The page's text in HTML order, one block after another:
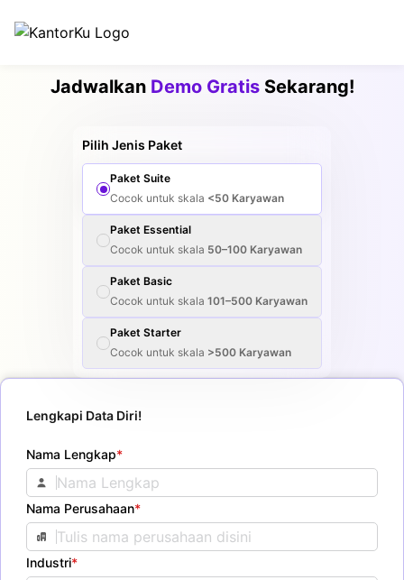
Jadwalkan Demo GratisSekarang!
Pilih Jenis Paket
Paket Suite
Cocok untuk skala <50 Karyawan
Paket Essential
Cocok untuk skala 50–100 Karyawan
Paket Basic
Cocok untuk skala 101–500 Karyawan
Paket Starter
Cocok untuk skala >500 Karyawan
Lengkapi Data Diri!
Nama Lengkap*
Nama Perusahaan*
Industri*